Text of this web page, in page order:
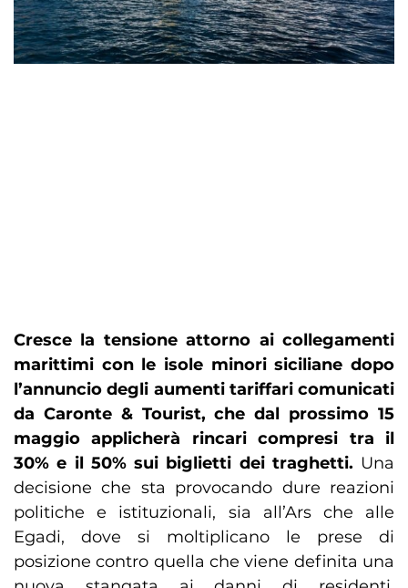
Cresce la tensione attorno ai collegamenti
marittimi con le isole minori siciliane dopo
l’annuncio degli aumenti tariffari comunicati
da Caronte & Tourist, che dal prossimo 15
maggio applicherà rincari compresi tra il
30% e il 50% sui biglietti dei traghetti. Una
decisione che sta provocando dure reazioni
politiche e istituzionali, sia all’Ars che alle
Egadi, dove si moltiplicano le prese di
posizione contro quella che viene definita una